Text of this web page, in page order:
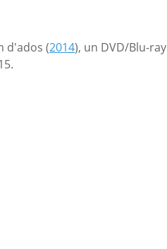
d'ados (2014), un DVD/Blu-ray